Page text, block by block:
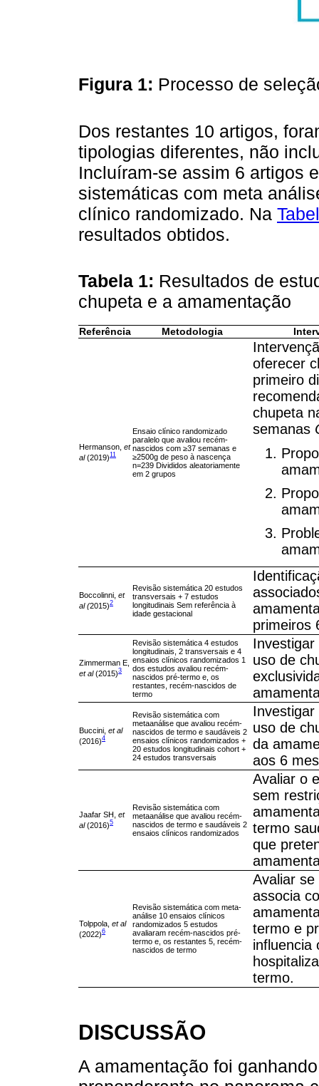
Figura 1: Processo de
Dos restantes 10 artigos,
tipologias diferentes, não
Incluíram-se assim 6 artigos
sistemáticas com meta
clínico randomizado. Na
resultados obtidos.
Tabela 1: Resultados de
chupeta e a amamentação
Referência Metodologia
Hermanson, et
al(2019)11
Ensaio clínico randomizado
paralelo que avaliou recém-
nascidos com ≥37 semanas e
≥2500g de peso à nascença
n=239 Divididos aleatoriamente
em 2 grupos
oferecer
primeiro
chupeta
semanas
Boccolinni, et
al (2015)2
Revisão sistemática 20 estudos
transversais + 7 estudos
longitudinais Sem referência à
idade gestacional
primeiros
Zimmerman E,
et al(2015)3
Revisão sistemática 4 estudos
longitudinais, 2 transversais e 4
ensaios clínicos randomizados 1
dos estudos avaliou recém-
nascidos pré-termo e, os
restantes, recém-nascidos de
termo
uso de
Buccini, et al
(2016)4
Revisão sistemática com
metaanálise que avaliou recém-
nascidos de termo e saudáveis 2
ensaios clínicos randomizados +
20 estudos longitudinais cohort +
24 estudos transversais
uso de
da
aos 6
Jaafar SH, et
al(2016)5
Revisão sistemática com
metaanálise que avaliou recém-
nascidos de termo e saudáveis 2
ensaios clínicos randomizados
Avaliar o
sem
termo
que
Tolppola, et al
(2022)6
Revisão sistemática com meta-
análise 10 ensaios clínicos
randomizados 5 estudos
avaliaram recém-nascidos pré-
termo e, os restantes 5, recém-
nascidos de termo
Avaliar
associa
termo e
influencia
termo.
DISCUSSÃO
A amamentação foi